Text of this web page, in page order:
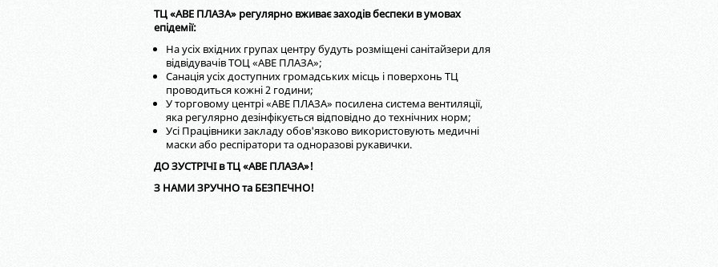
ТЦ «АВЕ ПЛАЗА» регулярно вживає заходів беспеки в умовах
епідемії:
На усіх вхідних групах центру будуть розміщені санітайзери для
відвідувачів ТОЦ «АВЕ ПЛАЗА»;
Санація усіх доступних громадських місць і поверхонь ТЦ
проводиться кожні 2 години;
У торговому центрі «АВЕ ПЛАЗА» посилена система вентиляції,
яка регулярно дезінфікується відповідно до технічних норм;
Усі Працівники закладу обов'язково використовують медичні
маски або респіратори та одноразові рукавички.
ДО ЗУСТРІЧІ в ТЦ «АВЕ ПЛАЗА»!
З НАМИ ЗРУЧНО та БЕЗПЕЧНО!